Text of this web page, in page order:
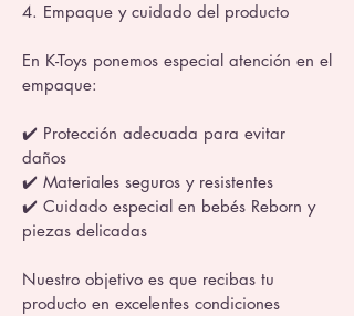
4. Empaque y cuidado del producto
En K-Toys ponemos especial atención en el
empaque:
✔️ Protección adecuada para evitar
daños
✔️ Materiales seguros y resistentes
✔️ Cuidado especial en bebés Reborn y
piezas delicadas
Nuestro objetivo es que recibas tu
producto en excelentes condiciones